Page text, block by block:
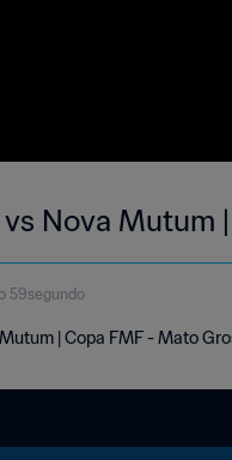
Nova Mutum
59segundo
| Copa FMF - Mato